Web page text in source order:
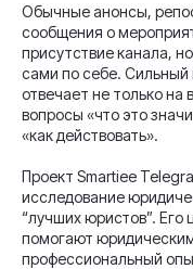
Обычные анонсы,
сообщения о
присутствие канала,
сами по себе.
отвечает не только на
вопросы «что это
«как действовать».
Проект Smartiee
исследование
“лучших юристов”.
помогают
профессиональный